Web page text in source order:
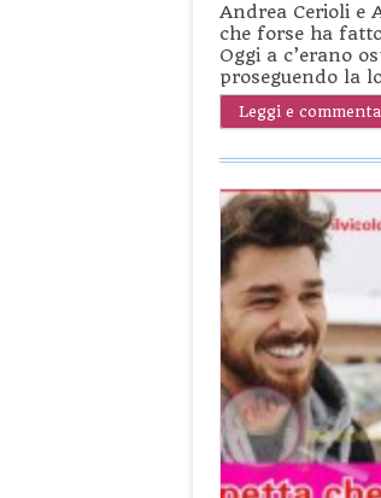
Andrea Cerioli e
che forse ha
Oggi a c’erano
proseguendo la
Leggi e commenta